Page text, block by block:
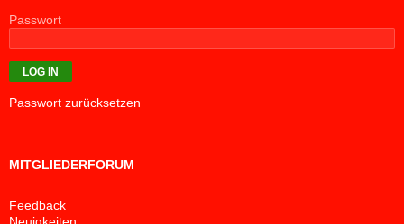
Passwort
Passwort zurücksetzen
MITGLIEDERFORUM
Feedback